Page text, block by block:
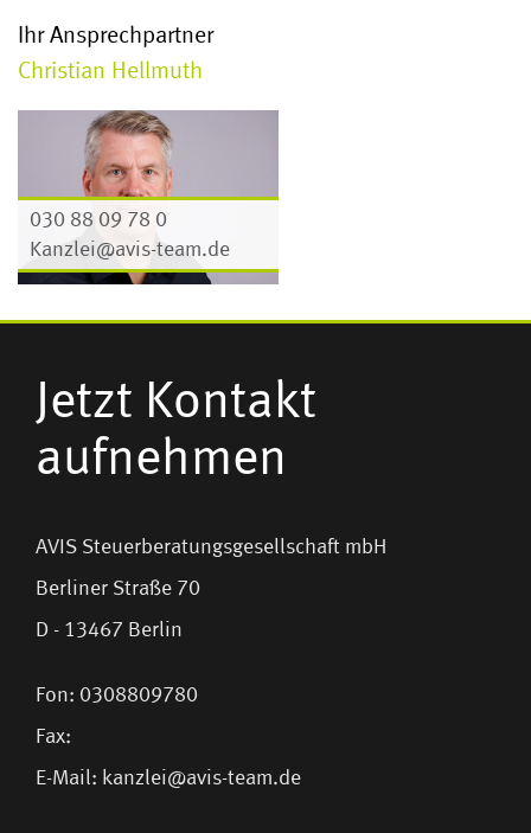
Ihr Ansprechpartner
Christian Hellmuth
030 88 09 78 0
Kanzlei@avis-team.de
Jetzt Kontakt
aufnehmen
AVIS Steuerberatungsgesellschaft mbH
Berliner Straße 70
D - 13467 Berlin
Fon: 0308809780
Fax:
E-Mail: kanzlei@avis-team.de